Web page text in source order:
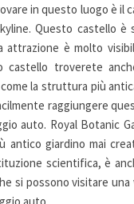
in questo luogo è il
Questo castello è
attrazione è molto
castello troverete
la struttura più
raggiungere
auto. Royal Botanic
antico giardino mai
scientifica, è
si possono visitare